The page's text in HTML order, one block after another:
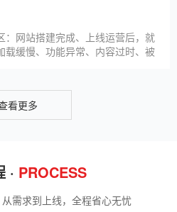
多本地精准流量，实现被动获
：网站搭建完成、上线运营后，就
载缓慢、功能异常、内容过时、被
，结合我们的建站套餐（所有套餐
看更多
· PROCESS
需求到上线，全程省心无忧